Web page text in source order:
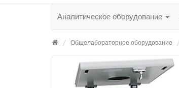
Аналитическое оборудование
Общелабораторное оборудование